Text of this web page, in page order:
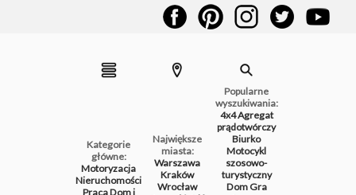
Kategorie
główne:
Motoryzacja
Nieruchomości
PracaDom i
Największe
miasta:
Warszawa
Kraków
Wrocław
Popularne
wyszukiwania:
4x4Agregat
prądotwórczy
Biurko
Motocykl
szosowo-
turystyczny
DomGra